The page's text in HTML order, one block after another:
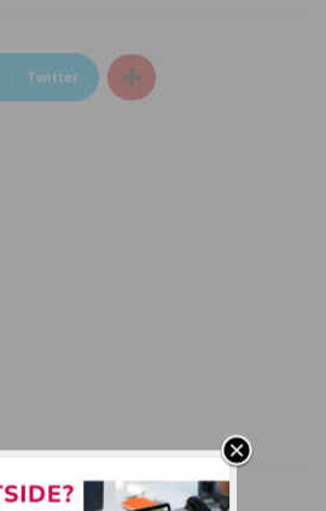
Twitter